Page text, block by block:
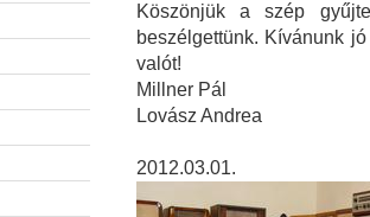
Köszönjük a szép
beszélgettünk. Kívánunk
valót!
Millner Pál
Lovász Andrea
2012.03.01.